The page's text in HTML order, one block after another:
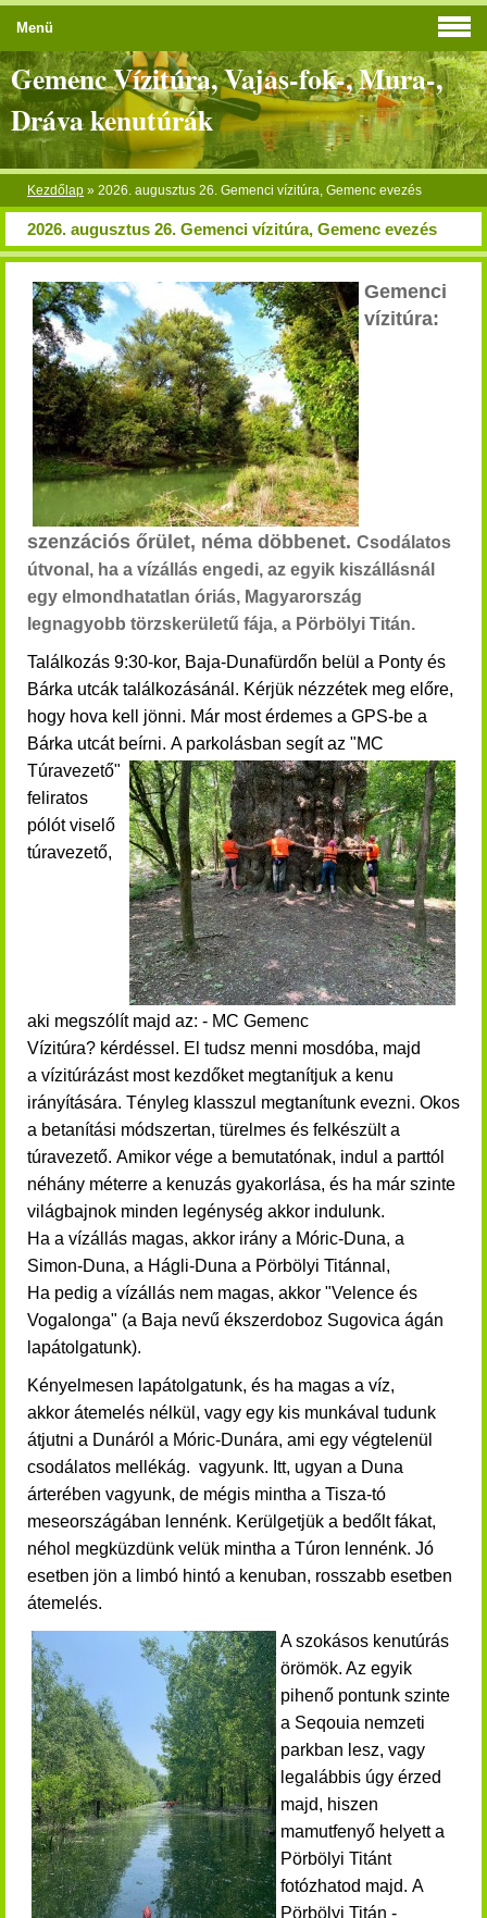
Gemenc Vízitúra, Vajas-fok-, Mura-,
Dráva kenutúrák
Kezdőlap » 2026. augusztus 26. Gemenci vízitúra, Gemenc evezés
2026. augusztus 26. Gemenci vízitúra, Gemenc evezés
Gemenci
vízitúra:
szenzációs őrület, néma döbbenet. Csodálatos
útvonal, ha a vízállás engedi, az egyik kiszállásnál
egy elmondhatatlan óriás, Magyarország
legnagyobb törzskerületű fája, a Pörbölyi Titán.
Találkozás 9:30-kor, Baja-Dunafürdőn belül a Ponty és
Bárka utcák találkozásánál. Kérjük nézzétek meg előre,
hogy hova kell jönni. Már most érdemes a GPS-be a
Bárka utcát beírni. A parkolásban segít az "MC
Túravezető"
feliratos
pólót viselő
túravezető,
aki megszólít majd az: - MC Gemenc
Vízitúra? kérdéssel. El tudsz menni mosdóba, majd
a vízitúrázást most kezdőket megtanítjuk a kenu
irányítására. Tényleg klasszul megtanítunk evezni. Okos
a betanítási módszertan, türelmes és felkészült a
túravezető. Amikor vége a bemutatónak, indul a parttól
néhány méterre a kenuzás gyakorlása, és ha már szinte
világbajnok minden legénység akkor indulunk.
Ha a vízállás magas, akkor irány a Móric-Duna, a
Simon-Duna, a Hágli-Duna a Pörbölyi Titánnal,
Ha pedig a vízállás nem magas, akkor "Velence és
Vogalonga" (a Baja nevű ékszerdoboz Sugovica ágán
lapátolgatunk).
Kényelmesen lapátolgatunk, és ha magas a víz,
akkor átemelés nélkül, vagy egy kis munkával tudunk
átjutni a Dunáról a Móric-Dunára, ami egy végtelenül
csodálatos mellékág. vagyunk. Itt, ugyan a Duna
árterében vagyunk, de mégis mintha a Tisza-tó
meseországában lennénk. Kerülgetjük a bedőlt fákat,
néhol megküzdünk velük mintha a Túron lennénk. Jó
esetben jön a limbó hintó a kenuban, rosszabb esetben
átemelés.
A szokásos kenutúrás
örömök. Az egyik
pihenő pontunk szinte
a Seqouia nemzeti
parkban lesz, vagy
legalábbis úgy érzed
majd, hiszen
mamutfenyő helyett a
Pörbölyi Titánt
fotózhatod majd. A
Pörbölyi Titán -
Menü